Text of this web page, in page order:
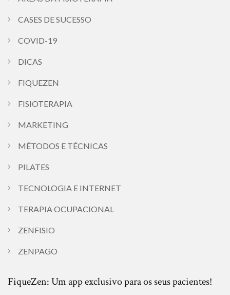
CASES DE SUCESSO
COVID-19
DICAS
FIQUEZEN
FISIOTERAPIA
MARKETING
MÉTODOS E TÉCNICAS
PILATES
TECNOLOGIA E INTERNET
TERAPIA OCUPACIONAL
ZENFISIO
ZENPAGO
FiqueZen: Um app exclusivo para os seus pacientes!